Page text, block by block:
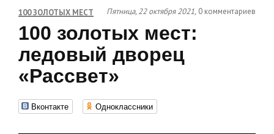
100 ЗОЛОТЫХ МЕСТ Пятница, 22 октября 2021, 0 комментариев
100 золотых мест:
ледовый дворец
«Рассвет»
Вконтакте Одноклассники